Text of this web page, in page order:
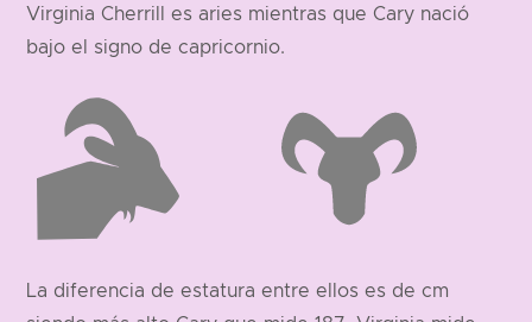
Virginia Cherrill es aries mientras que Cary nació
bajo el signo de capricornio.
La diferencia de estatura entre ellos es de cm